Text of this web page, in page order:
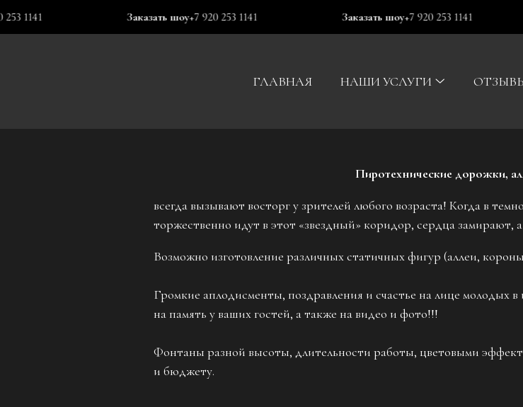
ГЛАВНАЯ НАШИ УСЛУГИ
Пиротехнические дорожки,
всегда вызывают восторг у зрителей любого возраста! Когда в
торжественно идут в этот «звездный» коридор, сердца замирают,
Возможно изготовление различных статичных фигур (аллеи,
Громкие аплодисменты, поздравления и счастье на лице молодых
на память у ваших гостей, а также на видео и фото!!!
Фонтаны разной высоты, длительности работы, цветовыми
и бюджету.
Заказать шоу+7 920 253 1141 Заказать шоу+7 920 253 1141